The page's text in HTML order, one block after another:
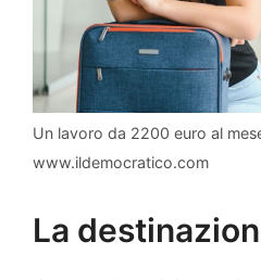
Un lavoro da 2200 euro al
www.ildemocratico.com
La